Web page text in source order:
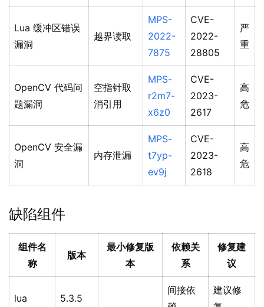
Lua 缓冲区错误
漏洞
越界读取
MPS-
2022-
7875
CVE-
2022-
28805
严
重
OpenCV 代码问
题漏洞
空指针取
消引用
MPS-
r2m7-
x6z0
CVE-
2023-
2617
高
危
OpenCV 安全漏
洞
内存泄漏
MPS-
t7yp-
ev9j
CVE-
2023-
2618
高
危
缺陷组件
组件名
称
版本
最小修复版
本
依赖关
系
修复建
议
lua 5.3.5
间接依
建议修